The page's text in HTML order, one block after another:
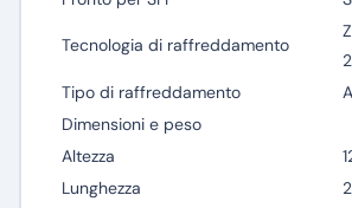
Tecnologia di raffreddamento
Tipo di raffreddamento
Dimensioni e peso
Altezza
Lunghezza